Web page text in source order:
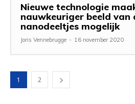
Nieuwe technologie
nauwkeuriger beeld van
nanodeeltjes mogelijk
Joris Vennebrugge - 16 november 2020
1 2